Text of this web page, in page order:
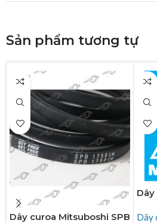
Sản phẩm tương tự
Dây curoa Mitsuboshi SPB
Dây